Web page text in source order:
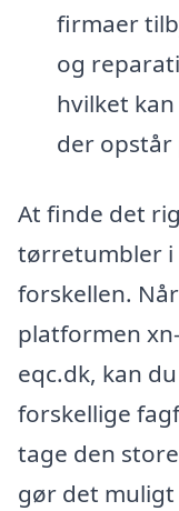
firmaer
og
hvilket
der opstår
At finde det
tørretumbler i
forskellen.
platformen
eqc.dk, kan
forskellige
tage den
gør det